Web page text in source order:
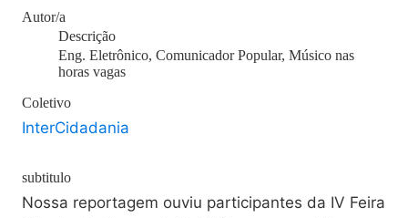
Autor/a
Descrição
Eng. Eletrônico, Comunicador Popular, Músico nas
horas vagas
Coletivo
InterCidadania
subtitulo
Nossa reportagem ouviu participantes da IV Feira